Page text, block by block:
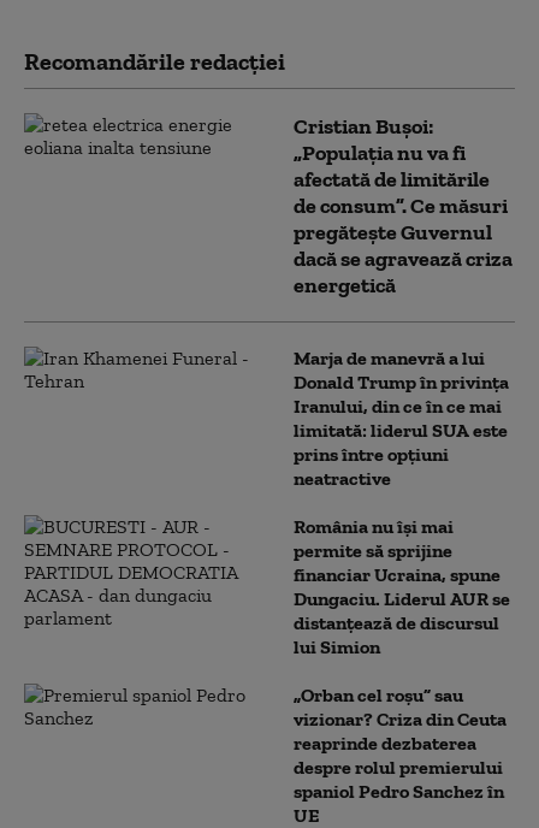
Recomandările redacţiei
Cristian Bușoi:
„Populația nu va fi
afectată de limitările
de consum”. Ce măsuri
pregătește Guvernul
dacă se agravează criza
energetică
Marja de manevră a lui
Donald Trump în privința
Iranului, din ce în ce mai
limitată: liderul SUA este
prins între opțiuni
neatractive
România nu își mai
permite să sprijine
financiar Ucraina, spune
Dungaciu. Liderul AUR se
distanțează de discursul
lui Simion
„Orban cel roșu” sau
vizionar? Criza din Ceuta
reaprinde dezbaterea
despre rolul premierului
spaniol Pedro Sanchez în
UE